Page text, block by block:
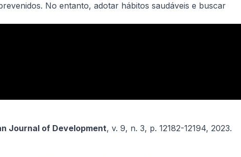
No entanto, adotar hábitos saudáveis e buscar
Journal of Development, v. 9, n. 3, p. 12182-12194, 2023.​